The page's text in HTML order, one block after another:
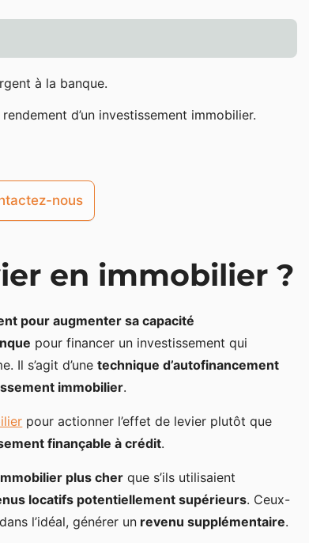
à la banque.
d’un investissement immobilier.
nous
en immobilier ?
pour augmenter sa capacité
pour financer un investissement qui
Il s’agit d’unetechnique d’autofinancement
immobilier.
pour actionner l’effet de levier plutôt que
finançable à crédit.
plus cher que s’ils utilisaient
locatifs potentiellement supérieurs. Ceux-
l’idéal, générer un revenu supplémentaire.